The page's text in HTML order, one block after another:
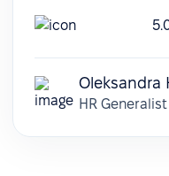
Oleksandra
HR Generalist